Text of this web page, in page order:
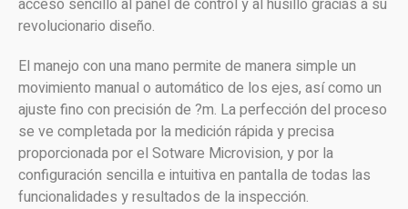
revolucionario diseño.
El manejo con una mano permite de manera simple un
movimiento manual o automático de los ejes, así como un
ajuste fino con precisión de ?m. La perfección del proceso
se ve completada por la medición rápida y precisa
proporcionada por el Sotware Microvision, y por la
configuración sencilla e intuitiva en pantalla de todas las
funcionalidades y resultados de la inspección.